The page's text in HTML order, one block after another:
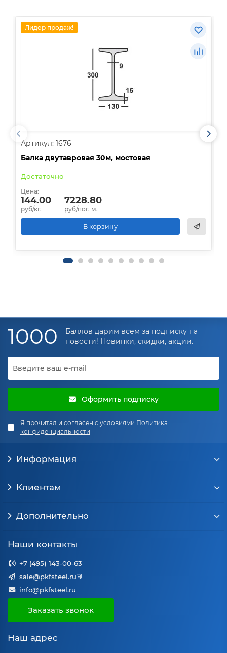
Лидер продаж!
Артикул: 1676
Балка двутавровая 30м, мостовая
Достаточно
Цена:
144.00
руб/кг.
7228.80
руб/пог. м.
В корзину
1000
Баллов дарим всем за подписку на
новости! Новинки, скидки, акции.
Оформить подписку
Я прочитал и согласен с условиями Политика
конфиденциальности
Информация
Клиентам
Дополнительно
Наши контакты
+7 (495) 143-00-63
sale@pkfsteel.ru
info@pkfsteel.ru
Заказать звонок
Наш адрес